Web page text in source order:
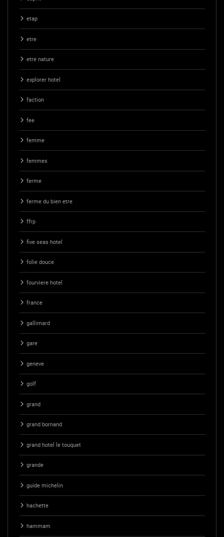
etap
etre
etre nature
explorer hotel
faction
fee
femme
femmes
ferme
ferme du bien etre
ffrp
five seas hotel
folie douce
fourviere hotel
france
gallimard
gare
geneve
golf
grand
grand bornand
grand hotel le touquet
grande
guide michelin
hachette
hammam